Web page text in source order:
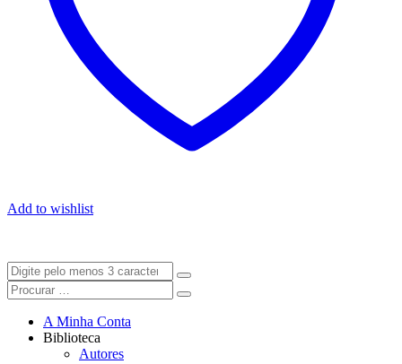
Add to wishlist
A Minha Conta
Biblioteca
Autores